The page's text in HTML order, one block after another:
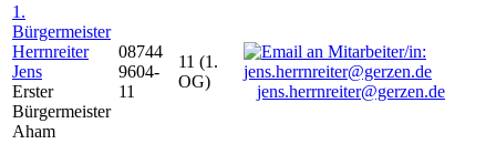
1.
Bürgermeister
Herrnreiter
Jens
Erster
Bürgermeister
Aham
08744
9604-
11
11 (1.
OG)
jens.herrnreiter@gerzen.de